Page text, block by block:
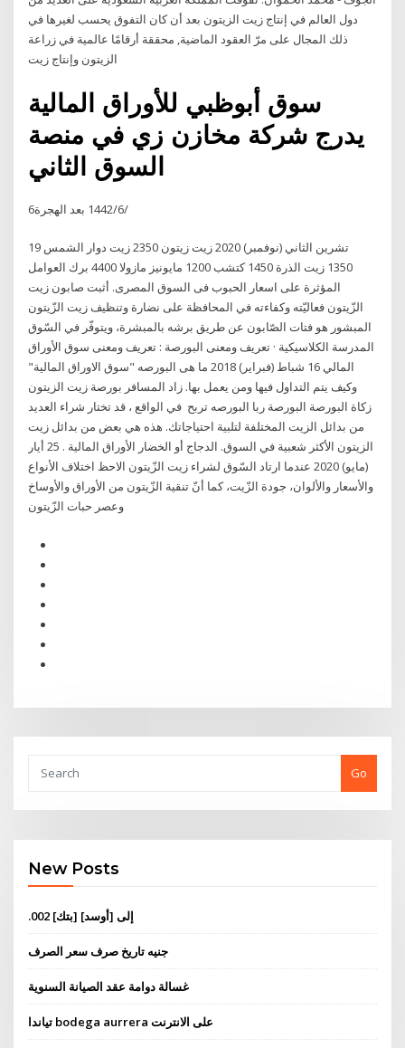
دول العالم في إنتاج زيت الزيتون بعد أن كان التفوق يحسب لغيرها في
ذلك المجال على مرّ العقود الماضية, محققة أرقامًا عالمية في زراعة
الزيتون وإنتاج زيت
سوق أبوظبي للأوراق المالية
يدرج شركة مخازن زي في منصة
السوق الثاني
6‏‏/6‏‏/1442 بعد الهجرة
19 تشرين الثاني (نوفمبر) 2020 زيت زيتون 2350 زيت دوار الشمس
1350 زيت الذرة 1450 كتشب 1200 مايونيز مازولا 4400 برك العوامل
المؤثرة على اسعار الحبوب فى السوق المصرى. أثبت صابون زيت
الزّيتون فعاليّته وكفاءته في المحافظة على نضارة وتنظيف زيت الزّيتون
المبشور هو فتات الصّابون عن طريق برشه بالمبشرة، ويتوفّر في السّوق
المدرسة الكلاسيكية · تعريف ومعنى البورصة : تعريف ومعنى سوق الأوراق
المالي 16 شباط (فبراير) 2018 ما هى البورصه "سوق الاوراق المالية"
وكيف يتم التداول فيها ومن يعمل بها. زاد المسافر بورصة زيت الزيتون
زكاة البورصة البورصة ربا البورصه تربح في الواقع ، قد تختار شراء العديد
من بدائل الزيت المختلفة لتلبية احتياجاتك. هذه هي بعض من بدائل زيت
الزيتون الأكثر شعبية في السوق. الدجاج أو الخضار الأوراق المالية . 25 أيار
(مايو) 2020 عندما ارتاد السّوق لشراء زيت الزّيتون الاحظ اختلاف الأنواع
والأسعار والألوان، جودة الزّيت، كما أنّ تنقية الزّيتون من الأوراق والأوساخ
Go
New Posts
.002 [بتك] إلى [أوسد]
جنيه تاريخ صرف سعر الصرف
غسالة دوامة عقد الصيانة السنوية
تياندا bodega aurrera على الانترنت